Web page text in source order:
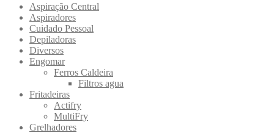
Aspiração Central
Aspiradores
Cuidado Pessoal
Depiladoras
Diversos
Engomar
Ferros Caldeira
Filtros agua
Fritadeiras
Actifry
MultiFry
Grelhadores